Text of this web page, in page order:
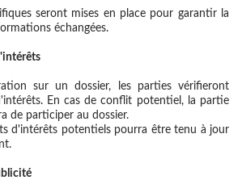
seront mises en place pour garantir la
échangées.
sur un dossier, les parties vérifieront
En cas de conflit potentiel, la partie
de participer au dossier.
d'intérêts potentiels pourra être tenu à jour